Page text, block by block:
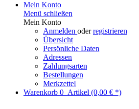
Mein Konto
Menü schließen
Mein Konto
Anmelden oderregistrieren
Übersicht
Persönliche Daten
Adressen
Zahlungsarten
Bestellungen
Merkzettel
Warenkorb 0 Artikel (0,00 € *)